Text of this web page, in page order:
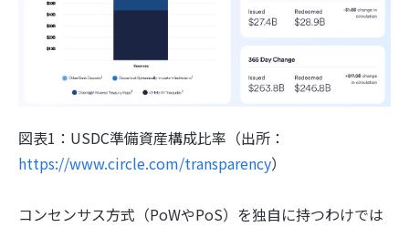
図表1：USDC準備資産構成比率（出所：
https://www.circle.com/transparency）
コンセンサス方式（PoWやPoS）を独自に持つわけでは